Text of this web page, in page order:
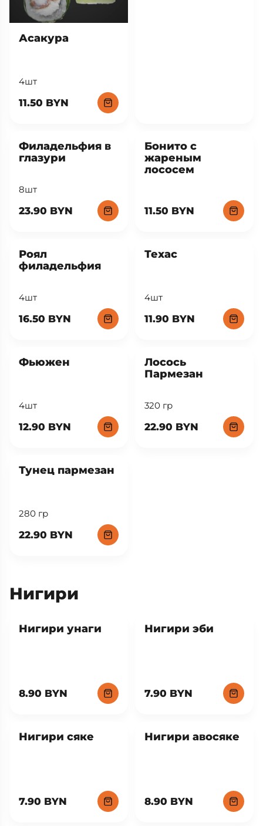
Асакура
4шт
11.50 BYN
Филадельфия в
глазури
8шт
23.90 BYN
Бонито с
жареным
лососем
11.50 BYN
Роял
филадельфия
4шт
16.50 BYN
Техас
4шт
11.90 BYN
Фьюжен
4шт
12.90 BYN
Лосось
Пармезан
320 гр
22.90 BYN
New
Тунец пармезан
280 гр
22.90 BYN
Нигири
Нигири унаги
8.90 BYN
Нигири эби
7.90 BYN
Нигири сяке
7.90 BYN
Нигири авосяке
8.90 BYN